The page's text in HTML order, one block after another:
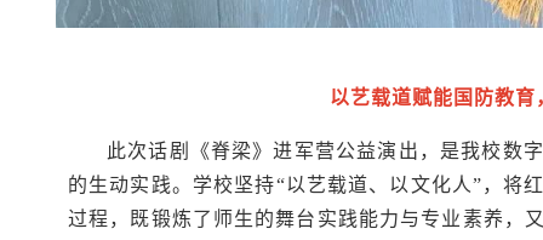
以艺载道赋能国防教
此次话剧《脊梁》进军营公益演出，是我校数
的生动实践。学校坚持“以艺载道、以文化人”，将
过程，既锻炼了师生的舞台实践能力与专业素养，